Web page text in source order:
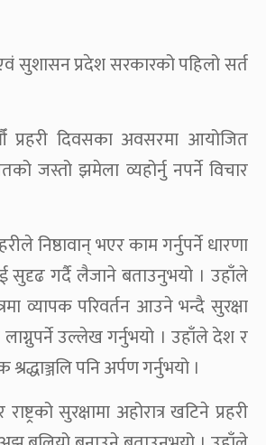
सुशासन प्रदेश सरकारको पहिलो सर्त
प्रहरी दिवसका अवसरमा आयोजित
जस्तो झमेला व्यहोर्नु नपर्ने विचार
निष्ठावान् भएर काम गर्नुपर्ने धारणा
सुदृढ गर्दै लैजाने बताउनुभयो । उहाँले
व्यापक परिवर्तन आउने भन्दै सुरक्षा
उल्लेख गर्नुभयो । उहाँले देश र
पनि अर्पण गर्नुभयो ।
सुरक्षामा अहोरात्र खटिने प्रहरी